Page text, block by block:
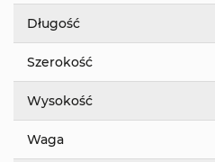
Długość
Szerokość
Wysokość
Waga